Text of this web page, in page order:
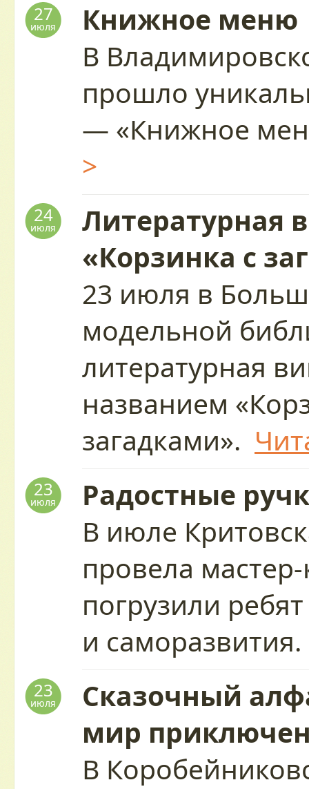
27
июля
Книжное меню
В
прошло
— «Книжное
>
24
июля
Литературная
«Корзинка с
23 июля в
модельной
литературная
названием
загадками».
23
июля
Радостные
В июле
провела
погрузили
и
23
июля
Сказочный
мир
В